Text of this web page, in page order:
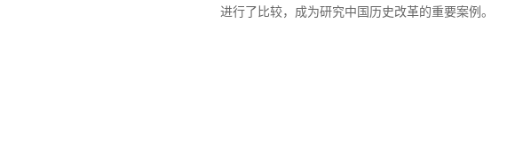
进行了比较，成为研究中国历史改革的重要案例。